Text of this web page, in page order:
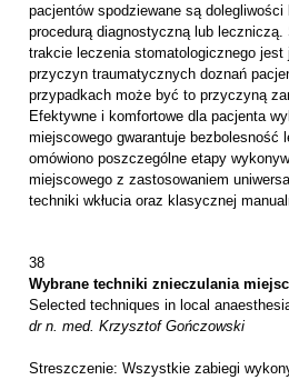
pacjentów spodziewane są dolegliwości
procedurą diagnostyczną lub leczniczą.
trakcie leczenia stomatologicznego
przyczyn traumatycznych doznań
przypadkach może być to przyczyną
Efektywne i komfortowe dla pacjenta
miejscowego gwarantuje bezbolesność
omówiono poszczególne etapy
miejscowego z zastosowaniem
techniki wkłucia oraz klasycznej
38
Wybrane techniki znieczulania
Selected techniques in local
dr n. med. Krzysztof Gończowski
Streszczenie: Wszystkie zabiegi